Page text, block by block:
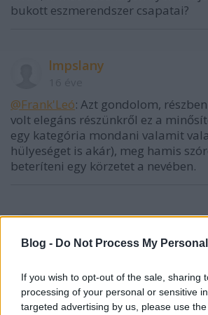
Blog - Do Not Process My
If you wish to opt-out of the sale, sharing
processing of your personal or sensitive
targeted advertising by us, please use
bukott eszmerendszer csapatai?
lmpslany
@Frank'Leó: Azt gondolom,
volt elegáns részünkről ez a
egy kategória mondani valamit
hülyeséget is akár), meg hamis
beteríteni egy körzetet a nevében.
creativecitizen
16 éve
az erre törekvést nem szabad